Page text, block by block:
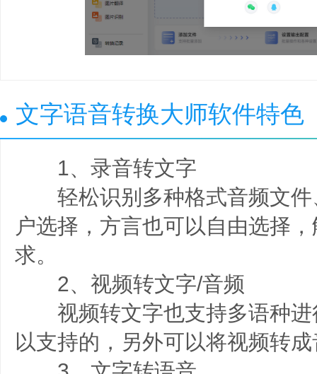
文字语音转换大师软件特色
1、录音转文字
轻松识别多种格式音频文件
户选择，方言也可以自由选择
求。
2、视频转文字/音频
视频转文字也支持多语种进
以支持的，另外可以将视频转